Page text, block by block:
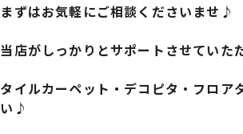
まずはお気軽にご相談くださいませ♪
当店がしっかりとサポートさせてい
タイルカーペット・デコピタ・フロア
い♪